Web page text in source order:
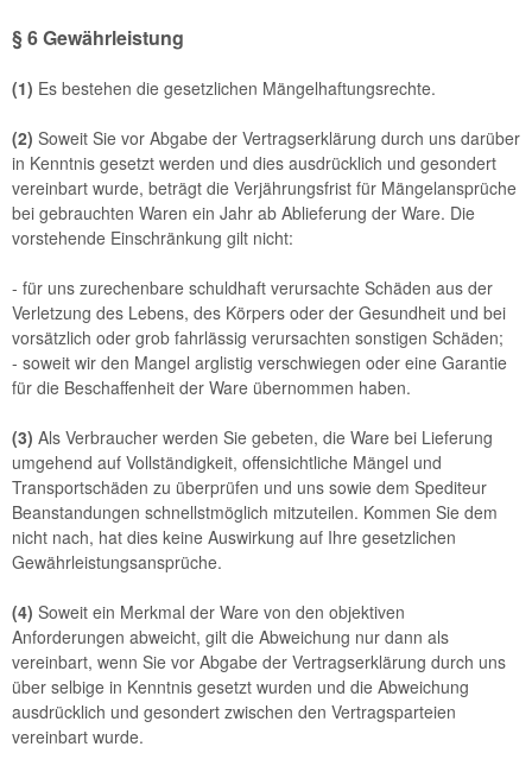
§ 6 Gewährleistung
(1) Es bestehen die gesetzlichen Mängelhaftungsrechte.
(2) Soweit Sie vor Abgabe der Vertragserklärung durch uns darüber
in Kenntnis gesetzt werden und dies ausdrücklich und gesondert
vereinbart wurde, beträgt die Verjährungsfrist für Mängelansprüche
bei gebrauchten Waren ein Jahr ab Ablieferung der Ware. Die
vorstehende Einschränkung gilt nicht:
- für uns zurechenbare schuldhaft verursachte Schäden aus der
Verletzung des Lebens, des Körpers oder der Gesundheit und bei
vorsätzlich oder grob fahrlässig verursachten sonstigen Schäden;
- soweit wir den Mangel arglistig verschwiegen oder eine Garantie
für die Beschaffenheit der Ware übernommen haben.
(3) Als Verbraucher werden Sie gebeten, die Ware bei Lieferung
umgehend auf Vollständigkeit, offensichtliche Mängel und
Transportschäden zu überprüfen und uns sowie dem Spediteur
Beanstandungen schnellstmöglich mitzuteilen. Kommen Sie dem
nicht nach, hat dies keine Auswirkung auf Ihre gesetzlichen
Gewährleistungsansprüche.
(4) Soweit ein Merkmal der Ware von den objektiven
Anforderungen abweicht, gilt die Abweichung nur dann als
vereinbart, wenn Sie vor Abgabe der Vertragserklärung durch uns
über selbige in Kenntnis gesetzt wurden und die Abweichung
ausdrücklich und gesondert zwischen den Vertragsparteien
vereinbart wurde.